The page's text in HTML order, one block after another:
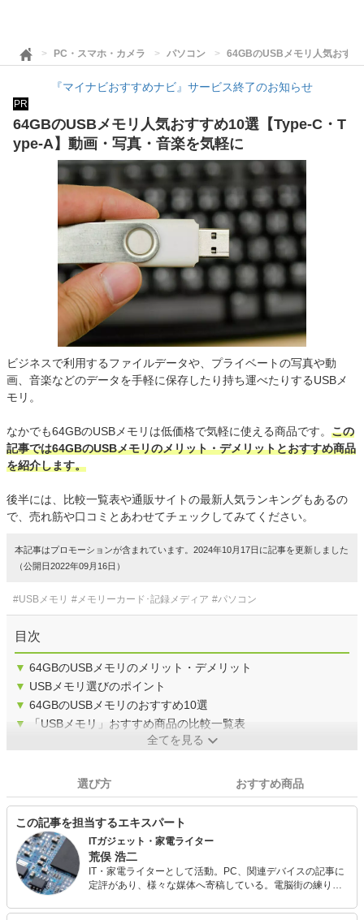
PC・スマホ・カメラ パソコン 64GBのUSBメモリ人気おす
『マイナビおすすめナビ』サービス終了のお知らせ
PR
64GBのUSBメモリ人気おすすめ10選【Type-C・T
ype-A】動画・写真・音楽を気軽に
ビジネスで利用するファイルデータや、プライベートの写真や動
画、音楽などのデータを手軽に保存したり持ち運べたりするUSBメ
モリ。
なかでも64GBのUSBメモリは低価格で気軽に使える商品です。 この
記事では64GBのUSBメモリのメリット・デメリットとおすすめ商品
を紹介します。
後半には、比較一覧表や通販サイトの最新人気ランキングもあるの
で、売れ筋や口コミとあわせてチェックしてみてください。
本記事はプロモーションが含まれています。2024年10月17日に記事を更新しました
（公開日2022年09月16日）
#USBメモリ #メモリーカード･記録メディア #パソコン
目次
▼ 64GBのUSBメモリのメリット・デメリット
▼ USBメモリ選びのポイント
▼ 64GBのUSBメモリのおすすめ10選
▼
「USBメモリ」おすすめ商品の比較一覧表
全てを見る
選び方 おすすめ商品
この記事を担当するエキスパート
ITガジェット・家電ライター
荒俣 浩二
IT・家電ライターとして活動。PC、関連デバイスの記事に
定評があり、様々な媒体へ寄稿している。電脳街の練り歩
るのも大好きなので、新しいものが出るとすぐに飛びつい